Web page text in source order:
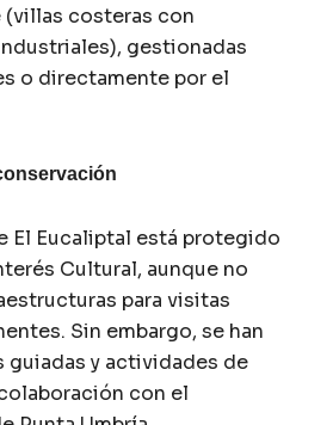
costeras con
gestionadas
o directamente por el
El Eucaliptal está protegido
Cultural, aunque no
para visitas
Sin embargo, se han
guiadas y actividades de
con el